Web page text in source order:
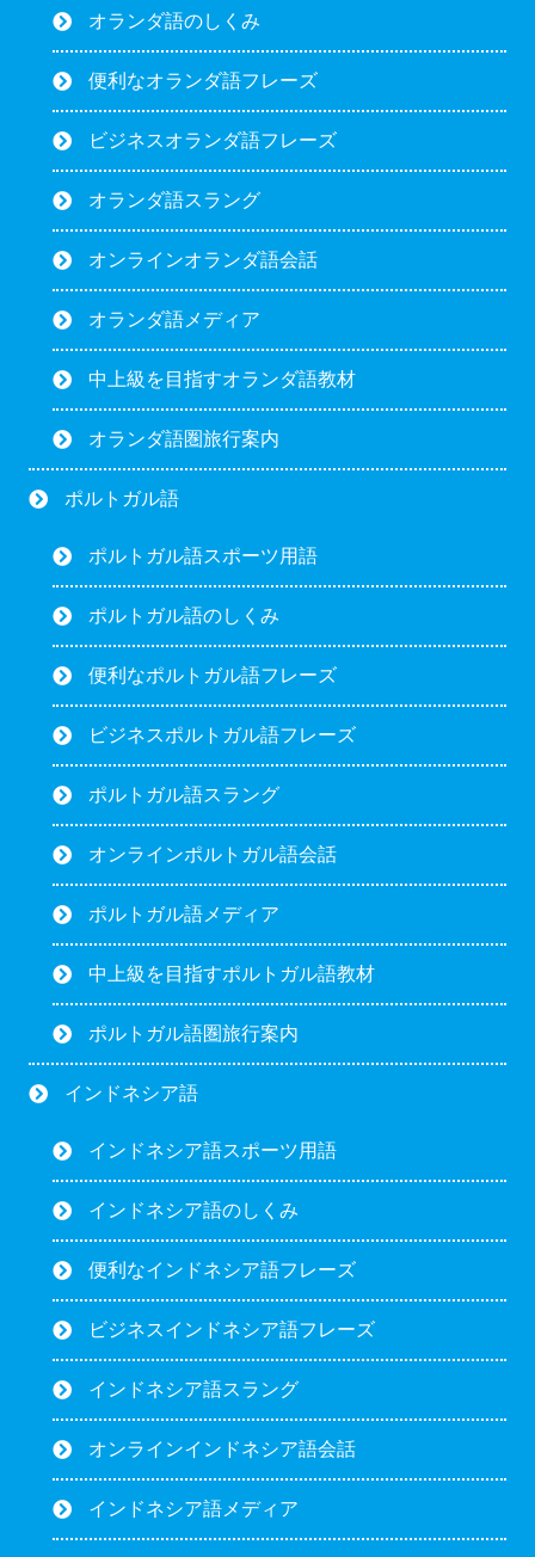
オランダ語のしくみ
便利なオランダ語フレーズ
ビジネスオランダ語フレーズ
オランダ語スラング
オンラインオランダ語会話
オランダ語メディア
中上級を目指すオランダ語教材
オランダ語圏旅行案内
ポルトガル語
ポルトガル語スポーツ用語
ポルトガル語のしくみ
便利なポルトガル語フレーズ
ビジネスポルトガル語フレーズ
ポルトガル語スラング
オンラインポルトガル語会話
ポルトガル語メディア
中上級を目指すポルトガル語教材
ポルトガル語圏旅行案内
インドネシア語
インドネシア語スポーツ用語
インドネシア語のしくみ
便利なインドネシア語フレーズ
ビジネスインドネシア語フレーズ
インドネシア語スラング
オンラインインドネシア語会話
インドネシア語メディア